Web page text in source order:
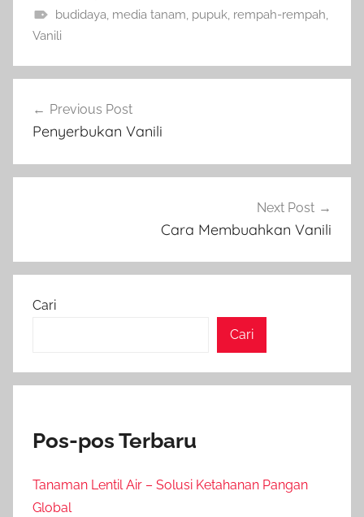
budidaya, media tanam, pupuk, rempah-rempah,
Vanili
pos
Previous Post
Penyerbukan Vanili
Next Post
Cara Membuahkan Vanili
Cari
Cari
Pos-pos Terbaru
Tanaman Lentil Air – Solusi Ketahanan Pangan
Global